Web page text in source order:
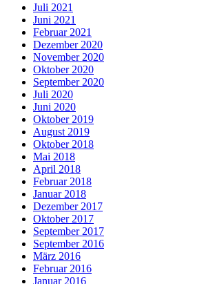
Juli 2021
Juni 2021
Februar 2021
Dezember 2020
November 2020
Oktober 2020
September 2020
Juli 2020
Juni 2020
Oktober 2019
August 2019
Oktober 2018
Mai 2018
April 2018
Februar 2018
Januar 2018
Dezember 2017
Oktober 2017
September 2017
September 2016
März 2016
Februar 2016
Januar 2016